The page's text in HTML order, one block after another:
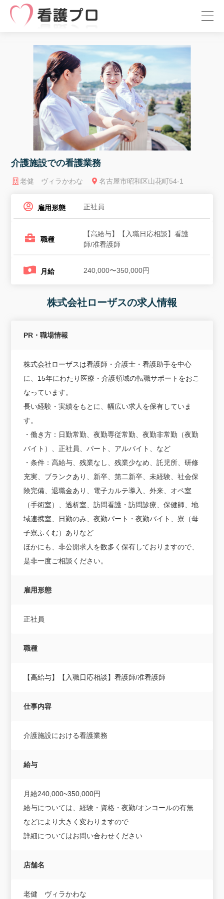
介護施設での看護業務
老健 ヴィラかわな 名古屋市昭和区山花町54-1
雇用形態 正社員
職種
【高給与】【入職日応相談】看護
師/准看護師
月給 240,000〜350,000円
株式会社ローザスの求人情報
PR・職場情報
株式会社ローザスは看護師・介護士・看護助手を中心
に、15年にわたり医療・介護領域の転職サポートをおこ
なっています。
長い経験・実績をもとに、幅広い求人を保有していま
す。
・働き方：日勤常勤、夜勤専従常勤、夜勤非常勤（夜勤
バイト）、正社員、パート、アルバイト、など
・条件：高給与、残業なし、残業少なめ、託児所、研修
充実、ブランクあり、新卒、第二新卒、未経験、社会保
険完備、退職金あり、電子カルテ導入、外来、オペ室
（手術室）、透析室、訪問看護・訪問診療、保健師、地
域連携室、日勤のみ、夜勤パート・夜勤バイト、寮（母
子寮ふくむ）ありなど
ほかにも、非公開求人を数多く保有しておりますので、
是非一度ご相談ください。
雇用形態
正社員
職種
【高給与】【入職日応相談】看護師/准看護師
仕事内容
介護施設における看護業務
給与
月給240,000~350,000円
給与については、経験・資格・夜勤/オンコールの有無
などにより大きく変わりますので
詳細についてはお問い合わせください
店舗名
老健 ヴィラかわな